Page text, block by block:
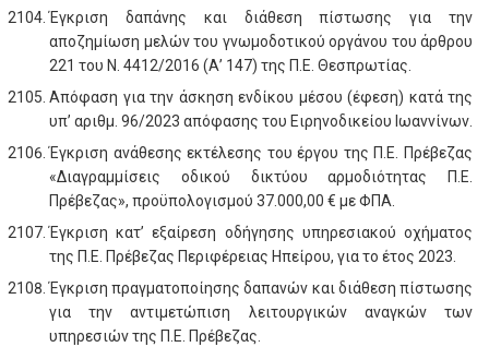
Έγκριση δαπάνης και διάθεση πίστωσης για την
αποζημίωση μελών του γνωμοδοτικού οργάνου του άρθρου
221 του Ν. 4412/2016 (Α’ 147) της Π.Ε. Θεσπρωτίας.
Απόφαση για την άσκηση ενδίκου μέσου (έφεση) κατά της
υπ’ αριθμ. 96/2023 απόφασης του Ειρηνοδικείου Ιωαννίνων.
Έγκριση ανάθεσης εκτέλεσης του έργου της Π.Ε. Πρέβεζας
«Διαγραμμίσεις οδικού δικτύου αρμοδιότητας Π.Ε.
Πρέβεζας», προϋπολογισμού 37.000,00 € με ΦΠΑ.
Έγκριση κατ’ εξαίρεση οδήγησης υπηρεσιακού οχήματος
της Π.Ε. Πρέβεζας Περιφέρειας Ηπείρου, για το έτος 2023.
Έγκριση πραγματοποίησης δαπανών και διάθεση πίστωσης
για την αντιμετώπιση λειτουργικών αναγκών των
υπηρεσιών της Π.Ε. Πρέβεζας.